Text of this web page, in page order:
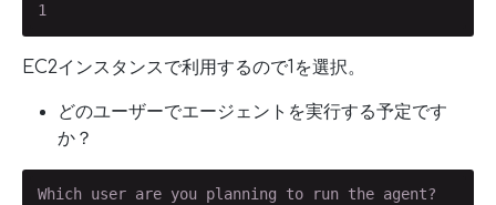
1
EC2インスタンスで利用するので1を選択。
どのユーザーでエージェントを実行する予定です
か？
Which user are you planning to run the agent?